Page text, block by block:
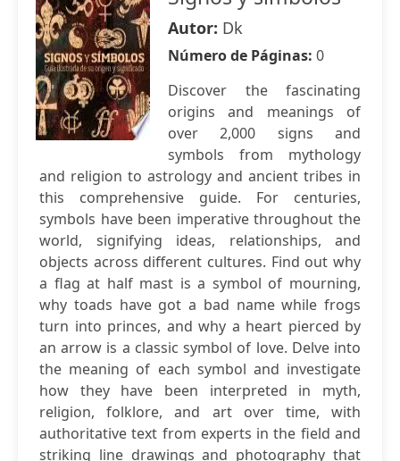
Autor: Dk
Número de Páginas: 0
Discover the fascinating
origins and meanings of
over 2,000 signs and
symbols from mythology
and religion to astrology and ancient tribes in
this comprehensive guide. For centuries,
symbols have been imperative throughout the
world, signifying ideas, relationships, and
objects across different cultures. Find out why
a flag at half mast is a symbol of mourning,
why toads have got a bad name while frogs
turn into princes, and why a heart pierced by
an arrow is a classic symbol of love. Delve into
the meaning of each symbol and investigate
how they have been interpreted in myth,
religion, folklore, and art over time, with
authoritative text from experts in the field and
striking line drawings and photography that